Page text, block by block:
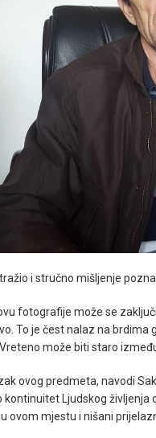
i stručno mišljenje
fotografije može se
To je čest nalaz na brdima
može biti staro
ovog predmeta, navodi
kontinuitet Ljudskog življenja
ovom mjestu i nišani